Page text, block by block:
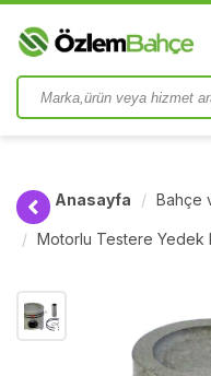
Anasayfa Bahçe
Motorlu Testere Yedek